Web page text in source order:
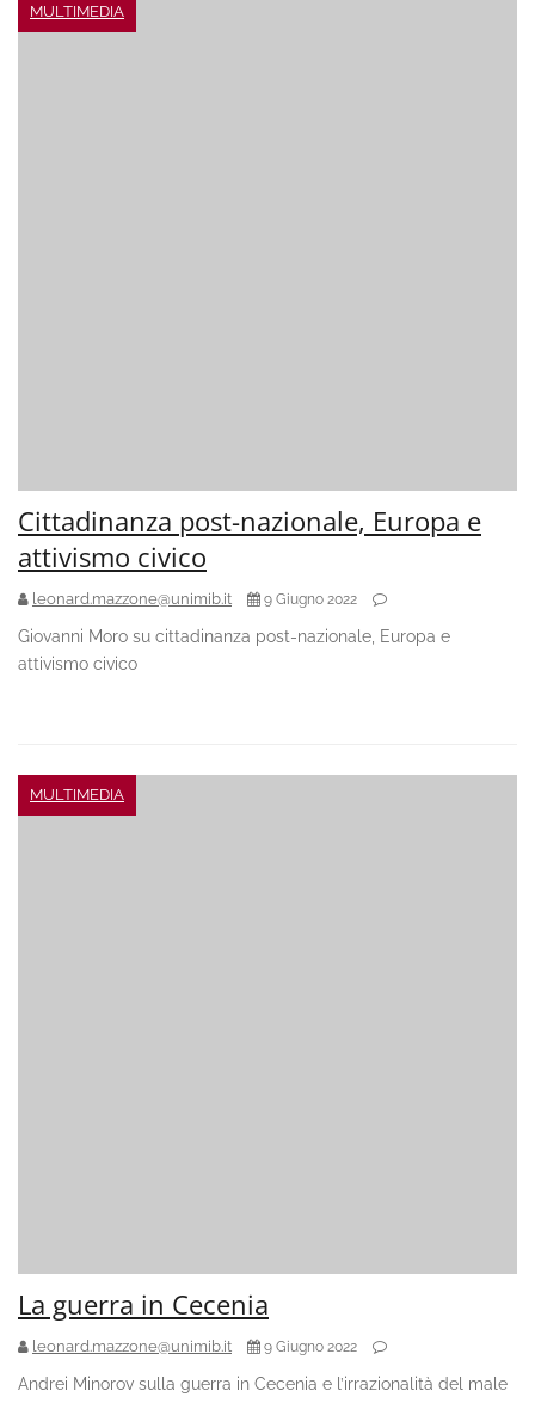
MULTIMEDIA
Cittadinanza post-nazionale, Europa e
attivismo civico
leonard.mazzone@unimib.it 9 Giugno 2022
Giovanni Moro su cittadinanza post-nazionale, Europa e
attivismo civico
MULTIMEDIA
La guerra in Cecenia
leonard.mazzone@unimib.it 9 Giugno 2022
Andrei Minorov sulla guerra in Cecenia e l’irrazionalità del male